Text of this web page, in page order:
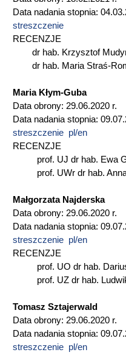
Data nadania stopnia:
streszczenie
RECENZJE
dr hab. Krzysztof
dr hab. Maria Straś-
Maria Kłym-Guba
Data obrony: 29.06.2020 r.
Data nadania stopnia:
streszczenie pl/en
RECENZJE
prof. UJ dr hab. Ewa
prof. UWr dr hab.
Małgorzata Najderska
Data obrony: 29.06.2020 r.
Data nadania stopnia:
streszczenie pl/en
RECENZJE
prof. UO dr hab.
prof. UZ dr hab.
Tomasz Sztajerwald
Data obrony: 29.06.2020 r.
Data nadania stopnia:
streszczenie pl/en